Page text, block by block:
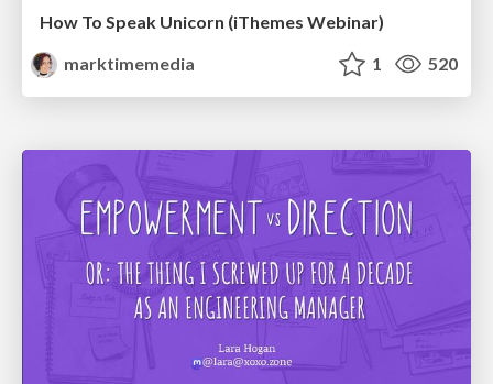
How To Speak Unicorn (iThemes Webinar)
marktimemedia
1 520